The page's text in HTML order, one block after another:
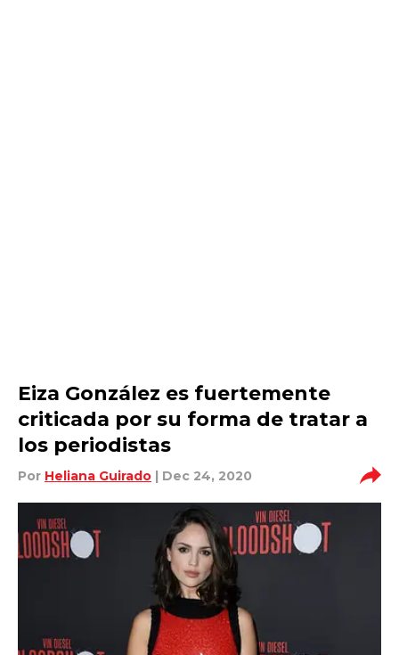
Eiza González es fuertemente
criticada por su forma de tratar a
los periodistas
Por Heliana Guirado | Dec 24, 2020